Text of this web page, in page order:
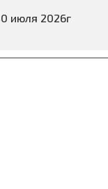
июля 2026г